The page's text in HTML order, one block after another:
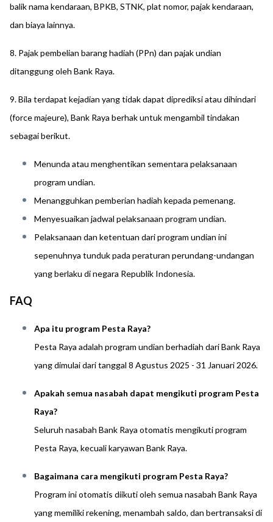
balik nama kendaraan, BPKB, STNK, plat nomor, pajak kendaraan,
dan biaya lainnya.
8. Pajak pembelian barang hadiah (PPn) dan pajak undian
ditanggung oleh Bank Raya.
9. Bila terdapat kejadian yang tidak dapat diprediksi atau dihindari
(force majeure), Bank Raya berhak untuk mengambil tindakan
sebagai berikut.
Menunda atau menghentikan sementara pelaksanaan
program undian.
Menangguhkan pemberian hadiah kepada pemenang.
Menyesuaikan jadwal pelaksanaan program undian.
Pelaksanaan dan ketentuan dari program undian ini
sepenuhnya tunduk pada peraturan perundang-undangan
yang berlaku di negara Republik Indonesia.
FAQ
Apa itu program Pesta Raya?
Pesta Raya adalah program undian berhadiah dari Bank Raya
yang dimulai dari tanggal 8 Agustus 2025 - 31 Januari 2026.
Apakah semua nasabah dapat mengikuti program Pesta
Raya?
Seluruh nasabah Bank Raya otomatis mengikuti program
Pesta Raya, kecuali karyawan Bank Raya.
Bagaimana cara mengikuti program Pesta Raya?
Program ini otomatis diikuti oleh semua nasabah Bank Raya
yang memiliki rekening, menambah saldo, dan bertransaksi di